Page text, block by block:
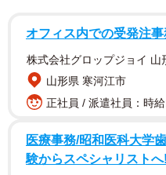
オフィス内での受発注
株式会社グロップジョイ 山
山形県 寒河江市
正社員 / 派遣社員：時
医療事務/昭和医科大学
験からスペシャリスト